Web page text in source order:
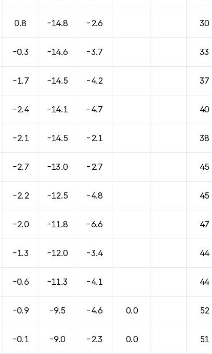
0.8 -14.8 -2.6 30
-0.3 -14.6 -3.7 33
-1.7 -14.5 -4.2 37
-2.4 -14.1 -4.7 40
-2.1 -14.5 -2.1 38
-2.7 -13.0 -2.7 45
-2.2 -12.5 -4.8 45
-2.0 -11.8 -6.6 47
-1.3 -12.0 -3.4 44
-0.6 -11.3 -4.1 44
-0.9 -9.5 -4.6 0.0 52
-0.1 -9.0 -2.3 0.0 51